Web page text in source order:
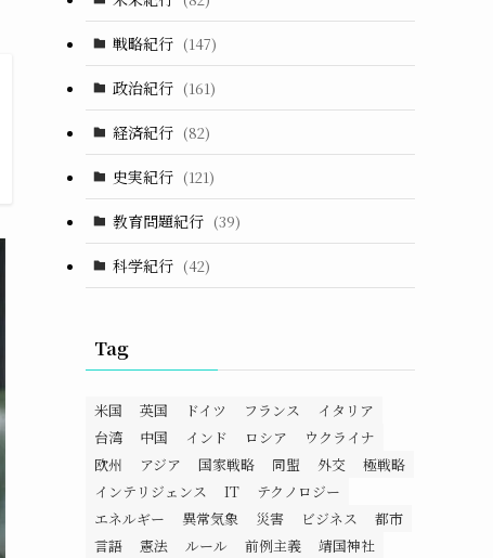
戦略紀行 (147)
政治紀行 (161)
経済紀行 (82)
史実紀行 (121)
教育問題紀行 (39)
科学紀行 (42)
Tag
米国 英国 ドイツ フランス
イタリア
台湾
中国 インド ロシア
ウクライナ
欧州
アジア 国家戦略 同盟 外交
極戦略
インテリジェンス
IT
テクノロジー
エネルギー
異常気象 災害 ビジネス
都市
言語
憲法 ルール 前例主義
靖国神社